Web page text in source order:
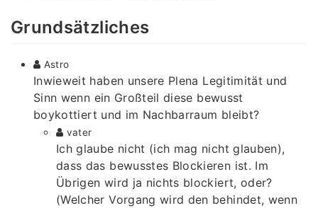
Grundsätzliches
Astro
Inwieweit haben unsere Plena Legitimität und
Sinn wenn ein Großteil diese bewusst
boykottiert und im Nachbarraum bleibt?
vater
Ich glaube nicht (ich mag nicht glauben),
dass das bewusstes Blockieren ist. Im
Übrigen wird ja nichts blockiert, oder?
(Welcher Vorgang wird den behindet, wenn